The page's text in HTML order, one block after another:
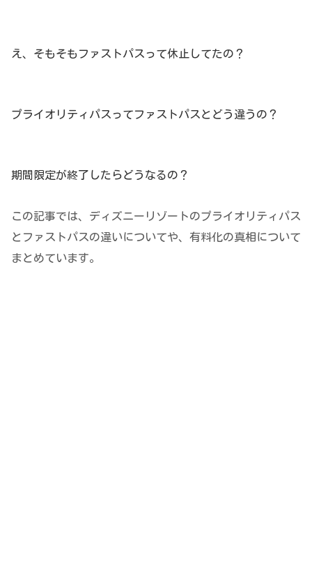
え、そもそもファストパスって休止してたの？
プライオリティパスってファストパスとどう違うの？
期間限定が終了したらどうなるの？
この記事では、ディズニーリゾートのプライオリティパス
とファストパスの違いについてや、有料化の真相について
まとめています。